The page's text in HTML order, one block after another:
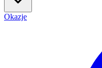
Okazje